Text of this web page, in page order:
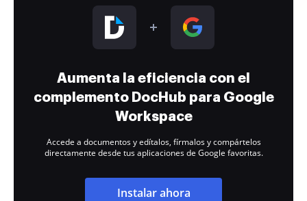
Aumenta la eficiencia con el
complemento DocHub para Google
Workspace
Accede a documentos y edítalos, fírmalos y compártelos
directamente desde tus aplicaciones de Google favoritas.
Instalar ahora